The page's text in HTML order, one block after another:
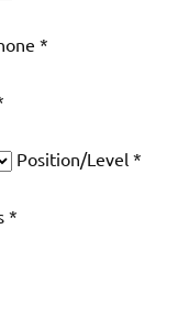
*
Position/Level *
*